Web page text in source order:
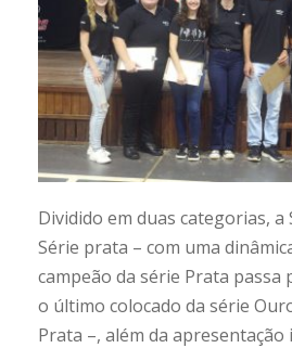
Dividido em duas categorias, a
Série prata – com uma
campeão da série Prata passa
o último colocado da série
Prata –, além da apresentação